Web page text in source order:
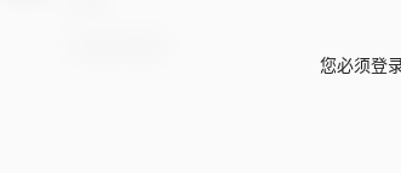
您必须登